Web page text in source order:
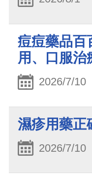
痘痘藥品百
用、口服治
2026/7/10
濕疹用藥正
2026/7/10